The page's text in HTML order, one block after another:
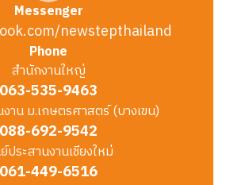
Messenger
newstepthailand
Phone
สำนักงานใหญ่
063-535-9463
าน ม.เกษตรศาสตร์ (บางเขน)
088-692-9542
ประสานงานเชียงใหม่
061-449-6516